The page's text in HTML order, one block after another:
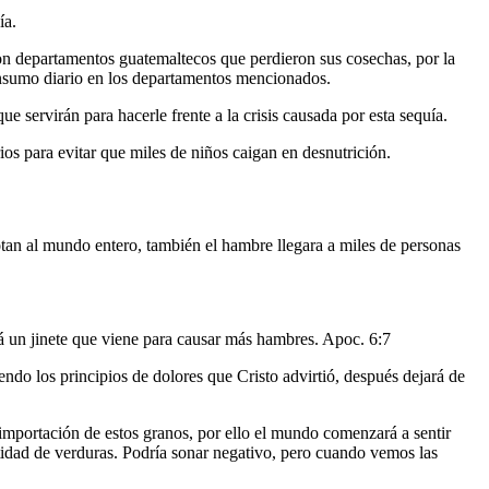
guatemaltecos que perdieron sus cosechas, por la
diario en los departamentos mencionados.
servirán para hacerle frente a la crisis causada por esta sequía.
para evitar que miles de niños caigan en desnutrición.
al mundo entero, también el hambre llegara a miles de personas
jinete que viene para causar más hambres. Apoc. 6:7
los principios de dolores que Cristo advirtió, después dejará de
de estos granos, por ello el mundo comenzará a sentir
de verduras. Podría sonar negativo, pero cuando vemos las